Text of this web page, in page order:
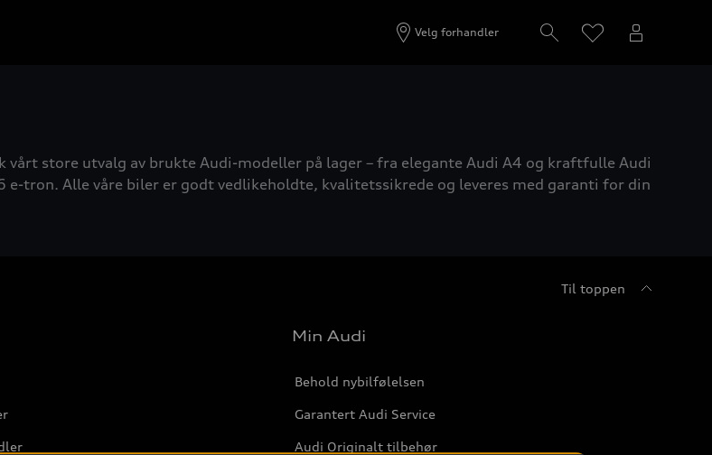
Velg forhandler
store utvalg av brukte Audi-modeller på lager – fra elegante Audi A4 og kraftfulle Audi
tron. Alle våre biler er godt vedlikeholdte, kvalitetssikrede og leveres med garanti for din
Til toppen
Min Audi
Behold nybilfølelsen
Garantert Audi Service
Audi Originalt tilbehør